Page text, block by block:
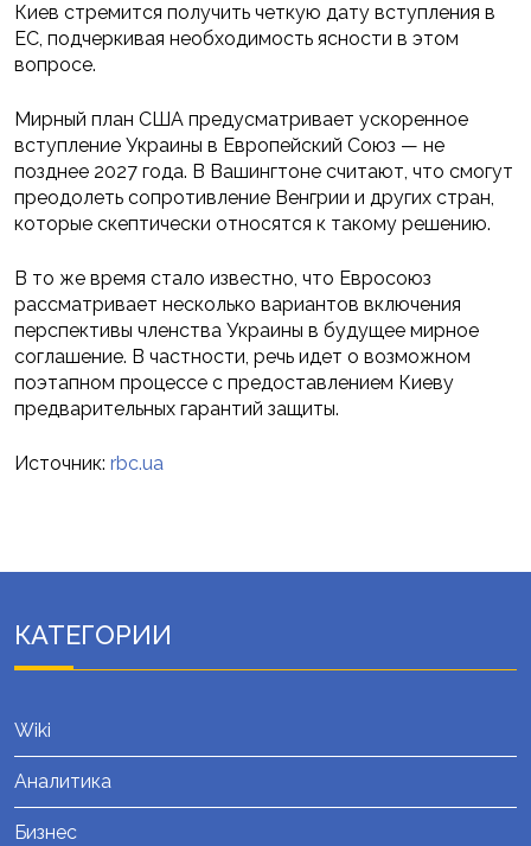
Киев стремится получить четкую дату вступления в
ЕС, подчеркивая необходимость ясности в этом
вопросе.
Мирный план США предусматривает ускоренное
вступление Украины в Европейский Союз — не
позднее 2027 года. В Вашингтоне считают, что смогут
преодолеть сопротивление Венгрии и других стран,
которые скептически относятся к такому решению.
В то же время стало известно, что Евросоюз
рассматривает несколько вариантов включения
перспективы членства Украины в будущее мирное
соглашение. В частности, речь идет о возможном
поэтапном процессе с предоставлением Киеву
предварительных гарантий защиты.
Источник: rbc.ua
КАТЕГОРИИ
Wiki
Аналитика
Бизнес